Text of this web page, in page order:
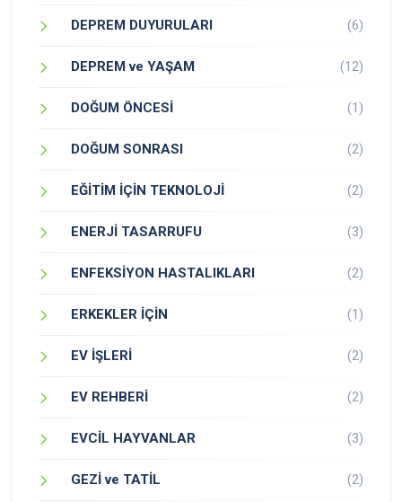
DEPREM DUYURULARI (6)
DEPREM ve YAŞAM (12)
DOĞUM ÖNCESİ (1)
DOĞUM SONRASI (2)
EĞİTİM İÇİN TEKNOLOJİ (2)
ENERJİ TASARRUFU (3)
ENFEKSİYON HASTALIKLARI (2)
ERKEKLER İÇİN (1)
EV İŞLERİ (2)
EV REHBERİ (2)
EVCİL HAYVANLAR (3)
GEZİ ve TATİL (2)